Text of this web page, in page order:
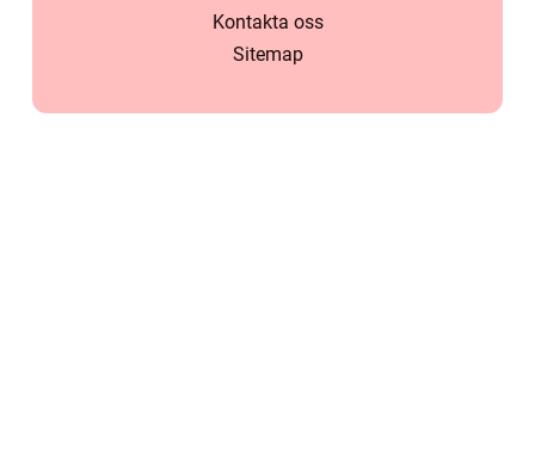
Kontakta oss
Sitemap